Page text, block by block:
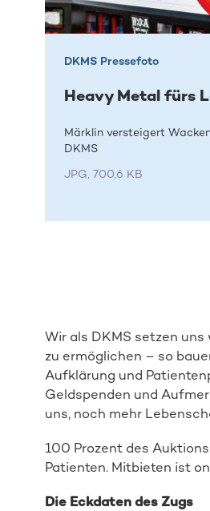
DKMS Pressefoto
Heavy Metal fürs
Märklin versteigert
DKMS
JPG, 700,6 KB
Wir als DKMS setzen
zu ermöglichen – so
Aufklärung und
Geldspenden und
uns, noch mehr
100 Prozent des
Patienten. Mitbieten ist
Die Eckdaten des Zugs